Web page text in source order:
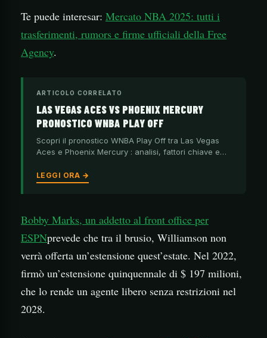
Te puede interesar: Mercato NBA 2025: tutti i
trasferimenti, rumors e firme ufficiali della Free
Agency.
ARTICOLO CORRELATO
LAS VEGAS ACES VS PHOENIX MERCURY
PRONOSTICO WNBA PLAY OFF
Scopri il pronostico WNBA Play Off tra Las Vegas
Aces e Phoenix Mercury : analisi, fattori chiave e…
LEGGI ORA →
Bobby Marks, un addetto al front office per
ESPNprevede che tra il brusio, Williamson non
verrà offerta un’estensione quest’estate. Nel 2022,
firmò un’estensione quinquennale di $ 197 milioni,
che lo rende un agente libero senza restrizioni nel
2028.